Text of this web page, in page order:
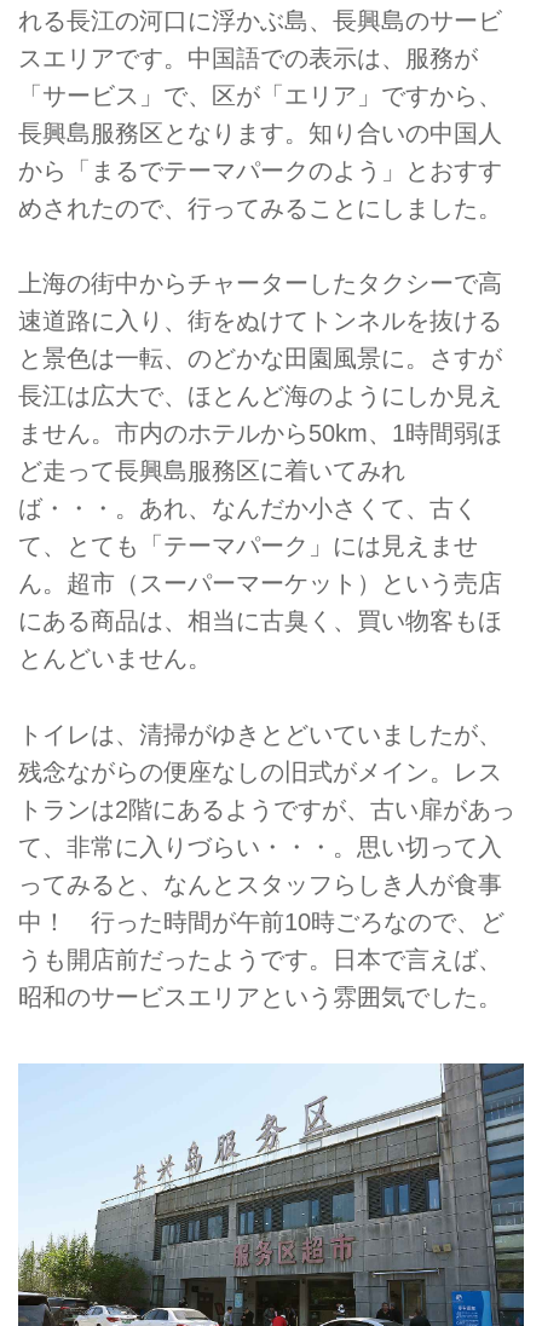
れる長江の河口に浮かぶ島、長興島のサービ
スエリアです。中国語での表示は、服務が
「サービス」で、区が「エリア」ですから、
長興島服務区となります。知り合いの中国人
から「まるでテーマパークのよう」とおすす
めされたので、行ってみることにしました。
上海の街中からチャーターしたタクシーで高
速道路に入り、街をぬけてトンネルを抜ける
と景色は一転、のどかな田園風景に。さすが
長江は広大で、ほとんど海のようにしか見え
ません。市内のホテルから50km、1時間弱ほ
ど走って長興島服務区に着いてみれ
ば・・・。あれ、なんだか小さくて、古く
て、とても「テーマパーク」には見えませ
ん。超市（スーパーマーケット）という売店
にある商品は、相当に古臭く、買い物客もほ
とんどいません。
トイレは、清掃がゆきとどいていましたが、
残念ながらの便座なしの旧式がメイン。レス
トランは2階にあるようですが、古い扉があっ
て、非常に入りづらい・・・。思い切って入
ってみると、なんとスタッフらしき人が食事
中！ 行った時間が午前10時ごろなので、ど
うも開店前だったようです。日本で言えば、
昭和のサービスエリアという雰囲気でした。